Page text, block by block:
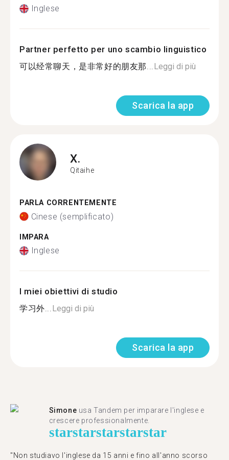
Inglese
Partner perfetto per uno scambio linguistico
可以经常聊天，是非常好的朋友那...Leggi di più
Scarica la app
X.
Qitaihe
PARLA CORRENTEMENTE
Cinese (semplificato)
IMPARA
Inglese
I miei obiettivi di studio
学习外...Leggi di più
Scarica la app
Simone usa Tandem per imparare l'inglese e
crescere professionalmente.
starstarstarstarstar
"Non studiavo l'inglese da 15 anni e fino all'anno scorso